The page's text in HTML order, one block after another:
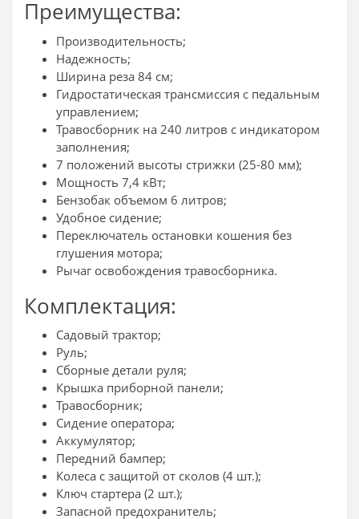
Преимущества:
Производительность;
Надежность;
Ширина реза 84 см;
Гидростатическая трансмиссия с педальным
управлением;
Травосборник на 240 литров с индикатором
заполнения;
7 положений высоты стрижки (25-80 мм);
Мощность 7,4 кВт;
Бензобак объемом 6 литров;
Удобное сидение;
Переключатель остановки кошения без
глушения мотора;
Рычаг освобождения травосборника.
Комплектация:
Садовый трактор;
Руль;
Сборные детали руля;
Крышка приборной панели;
Травосборник;
Сидение оператора;
Аккумулятор;
Передний бампер;
Колеса с защитой от сколов (4 шт.);
Ключ стартера (2 шт.);
Запасной предохранитель;